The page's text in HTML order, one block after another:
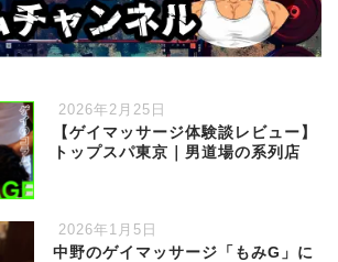
2026年2月25日
【ゲイマッサージ体験談レビュー】
トップスパ東京｜男道場の系列店
2026年1月5日
中野のゲイマッサージ「もみG」に